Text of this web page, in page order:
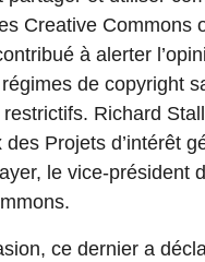
Creative Commons
à alerter
de copyright
Richard
des Projets d’intérêt
le vice-président
ce dernier a